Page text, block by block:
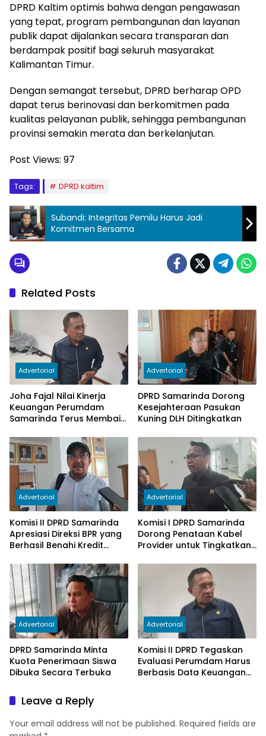
DPRD Kaltim optimis bahwa dengan pengawasan
yang tepat, program pembangunan dan layanan
publik dapat dijalankan secara transparan dan
berdampak positif bagi seluruh masyarakat
Kalimantan Timur.
Dengan semangat tersebut, DPRD berharap OPD
dapat terus berinovasi dan berkomitmen pada
kualitas pelayanan publik, sehingga pembangunan
provinsi semakin merata dan berkelanjutan.
Post Views: 97
Tags: DPRD kaltim
Subandi: Integritas Pemilu Harus Jadi
Komitmen Bersama
Related Posts
Advertorial
Joha Fajal Nilai Kinerja
Keuangan Perumdam
Samarinda Terus Membaik,
Subsidi Berkurang
Advertorial
DPRD Samarinda Dorong
Kesejahteraan Pasukan
Kuning DLH Ditingkatkan
Advertorial
Komisi II DPRD Samarinda
Apresiasi Direksi BPR yang
Berhasil Benahi Kredit
Advertorial
Komisi I DPRD Samarinda
Dorong Penataan Kabel
Provider untuk Tingkatkan
Advertorial
DPRD Samarinda Minta
Kuota Penerimaan Siswa
Dibuka Secara Terbuka
Advertorial
Komisi II DPRD Tegaskan
Evaluasi Perumdam Harus
Berbasis Data Keuangan
Leave a Reply
Your email address will not be published. Required fields are